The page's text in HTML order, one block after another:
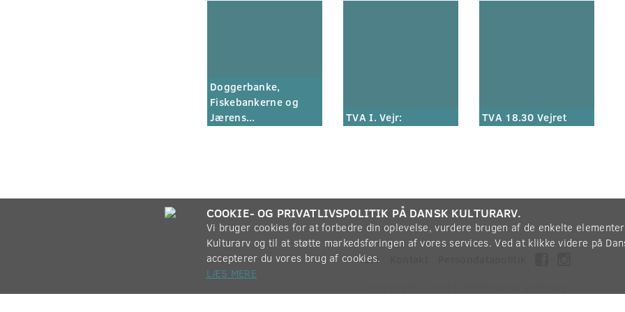
Doggerbanke,
Fiskebankerne og
Jærens...
TVA I. Vejr: TVA 18.30 Vejret
Om
COOKIE- OG PRIVATLIVSPOLITIK PÅ DANSK KULTURARV.
Vi bruger cookies for at forbedre din oplevelse, vurdere brugen af de enkelte
Kulturarv og til at støtte markedsføringen af vores services. Ved at klikke videre på
accepterer du vores brug af cookies.
LÆS MERE